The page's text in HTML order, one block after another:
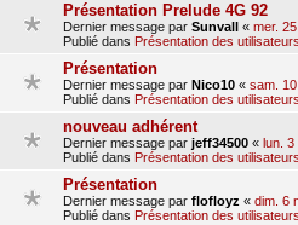
Présentation Prelude 4G 92
Dernier message par Sunvall « mer.
Publié dans Présentation des utilisateurs
Présentation
Dernier message par Nico10 « sam.
Publié dans Présentation des utilisateurs
nouveau adhérent
Dernier message par jeff34500 « lun.
Publié dans Présentation des utilisateurs
Présentation
Dernier message par flofloyz « dim. 6
Publié dans Présentation des utilisateurs